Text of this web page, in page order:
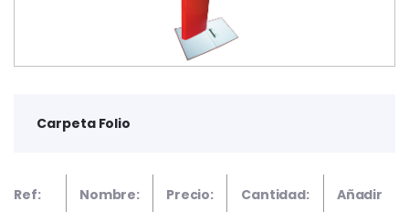
Carpeta Folio
Ref: Nombre: Precio: Cantidad: Añadir